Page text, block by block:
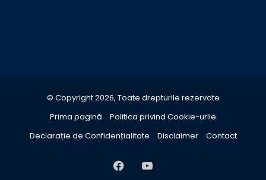
© Copyright 2026, Toate drepturile rezervate
Prima pagină
Politica privind Cookie-urile
Declarație de Confidențialitate
Disclaimer Contact
FacebookYouTube